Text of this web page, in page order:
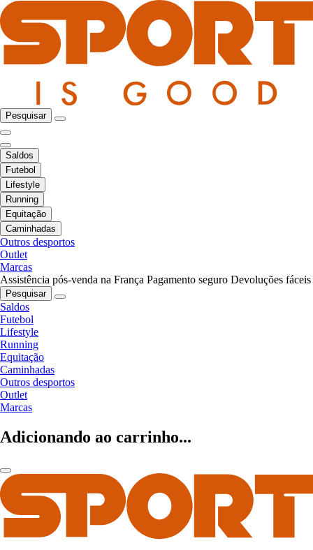
Pesquisar
Saldos
Futebol
Lifestyle
Running
Equitação
Caminhadas
Outros desportos
Outlet
Marcas
Assistência pós-venda na França Pagamento seguro Devoluções fáceis
Pesquisar
Saldos
Futebol
Lifestyle
Running
Equitação
Caminhadas
Outros desportos
Outlet
Marcas
Adicionando ao carrinho...